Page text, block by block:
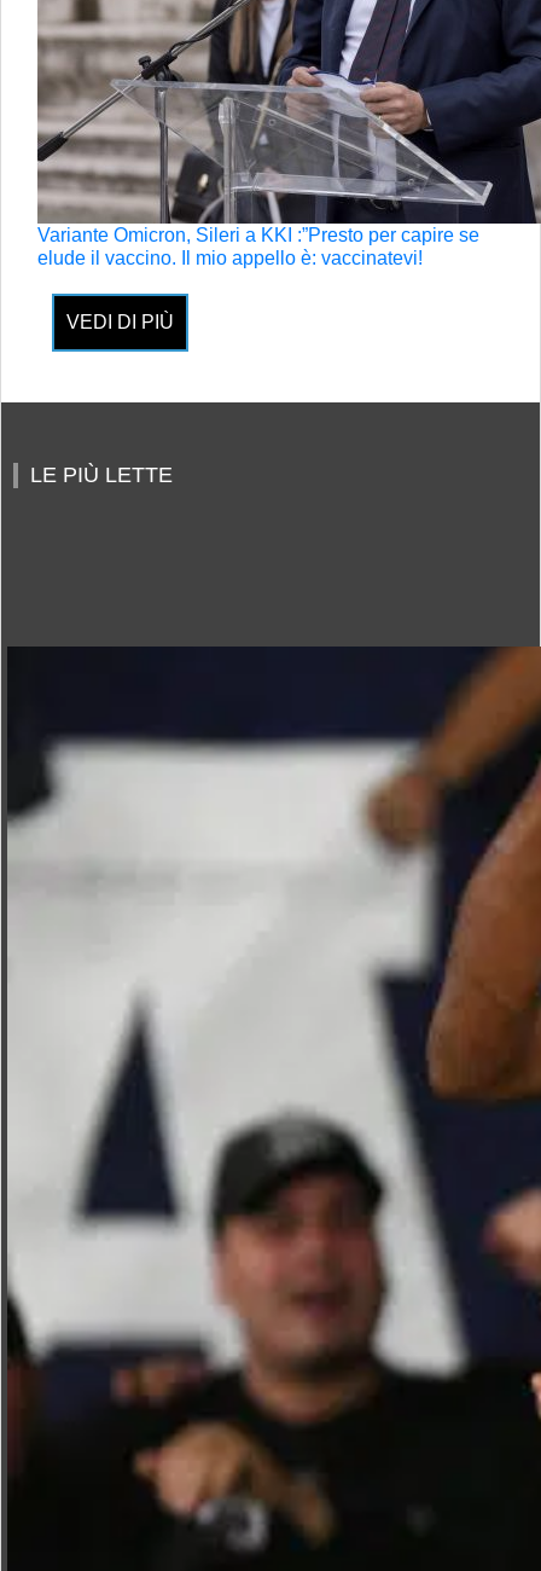
Variante Omicron, Sileri a KKI :”Presto per capire se
elude il vaccino. Il mio appello è: vaccinatevi!
VEDI DI PIÙ
LE PIÙ LETTE